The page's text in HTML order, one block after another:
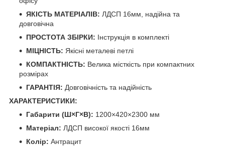
ЯКІСТЬ МАТЕРІАЛІВ: ЛДСП 16мм, надійна та
довговічна
ПРОСТОТА ЗБІРКИ: Інструкція в комплекті
МІЦНІСТЬ: Якісні металеві петлі
КОМПАКТНІСТЬ: Велика місткість при компактних
розмірах
ГАРАНТІЯ: Довговічність та надійність
ХАРАКТЕРИСТИКИ:
Габарити (Ш×Г×В): 1200×420×2300 мм
Матеріал: ЛДСП високої якості 16мм
Колір: Антрацит